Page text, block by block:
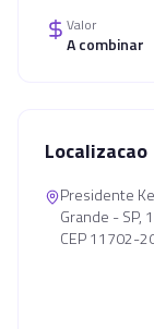
Valor
A combinar
Localizacao
Presidente
Grande - SP,
CEP 11702-